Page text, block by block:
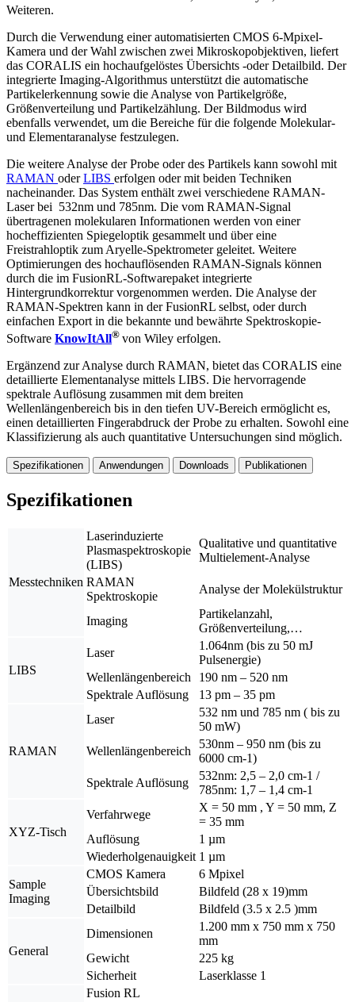
Weiteren.
Durch die Verwendung einer automatisierten CMOS 6-Mpixel-
Kamera und der Wahl zwischen zwei Mikroskopobjektiven, liefert
das CORALIS ein hochaufgelöstes Übersichts -oder Detailbild. Der
integrierte Imaging-Algorithmus unterstützt die automatische
Partikelerkennung sowie die Analyse von Partikelgröße,
Größenverteilung und Partikelzählung. Der Bildmodus wird
ebenfalls verwendet, um die Bereiche für die folgende Molekular-
und Elementaranalyse festzulegen.
Die weitere Analyse der Probe oder des Partikels kann sowohl mit
RAMAN oderLIBS erfolgen oder mit beiden Techniken
nacheinander. Das System enthält zwei verschiedene RAMAN-
Laser bei 532nm und 785nm. Die vom RAMAN-Signal
übertragenen molekularen Informationen werden von einer
hocheffizienten Spiegeloptik gesammelt und über eine
Freistrahloptik zum Aryelle-Spektrometer geleitet. Weitere
Optimierungen des hochauflösenden RAMAN-Signals können
durch die im FusionRL-Softwarepaket integrierte
Hintergrundkorrektur vorgenommen werden. Die Analyse der
RAMAN-Spektren kann in der FusionRL selbst, oder durch
einfachen Export in die bekannte und bewährte Spektroskopie-
Software KnowItAll® von Wiley erfolgen.
Ergänzend zur Analyse durch RAMAN, bietet das CORALIS eine
detaillierte Elementanalyse mittels LIBS. Die hervorragende
spektrale Auflösung zusammen mit dem breiten
Wellenlängenbereich bis in den tiefen UV-Bereich ermöglicht es,
einen detaillierten Fingerabdruck der Probe zu erhalten. Sowohl eine
Klassifizierung als auch quantitative Untersuchungen sind möglich.
Spezifikationen Anwendungen Downloads Publikationen
Spezifikationen
Messtechniken
Laserinduzierte
Plasmaspektroskopie
(LIBS)
Qualitative und quantitative
Multielement-Analyse
RAMAN
Spektroskopie
Analyse der Molekülstruktur
Imaging
Partikelanzahl,
Größenverteilung,…
LIBS
Laser
1.064nm (bis zu 50 mJ
Pulsenergie)
Wellenlängenbereich
190 nm – 520 nm
Spektrale Auflösung
13 pm – 35 pm
RAMAN
Laser
532 nm und 785 nm ( bis zu
50 mW)
Wellenlängenbereich
530nm – 950 nm (bis zu
6000 cm-1)
Spektrale Auflösung
532nm: 2,5 – 2,0 cm-1 /
785nm: 1,7 – 1,4 cm-1
XYZ-Tisch
Verfahrwege
X = 50 mm , Y = 50 mm, Z
= 35 mm
Auflösung
1 µm
Wiederholgenauigkeit 1 µm
Sample
Imaging
CMOS Kamera
6 Mpixel
Übersichtsbild
Bildfeld (28 x 19)mm
Detailbild
Bildfeld (3.5 x 2.5 )mm
General
Dimensionen
1.200 mm x 750 mm x 750
mm
Gewicht
225 kg
Sicherheit
Laserklasse 1
Fusion RL